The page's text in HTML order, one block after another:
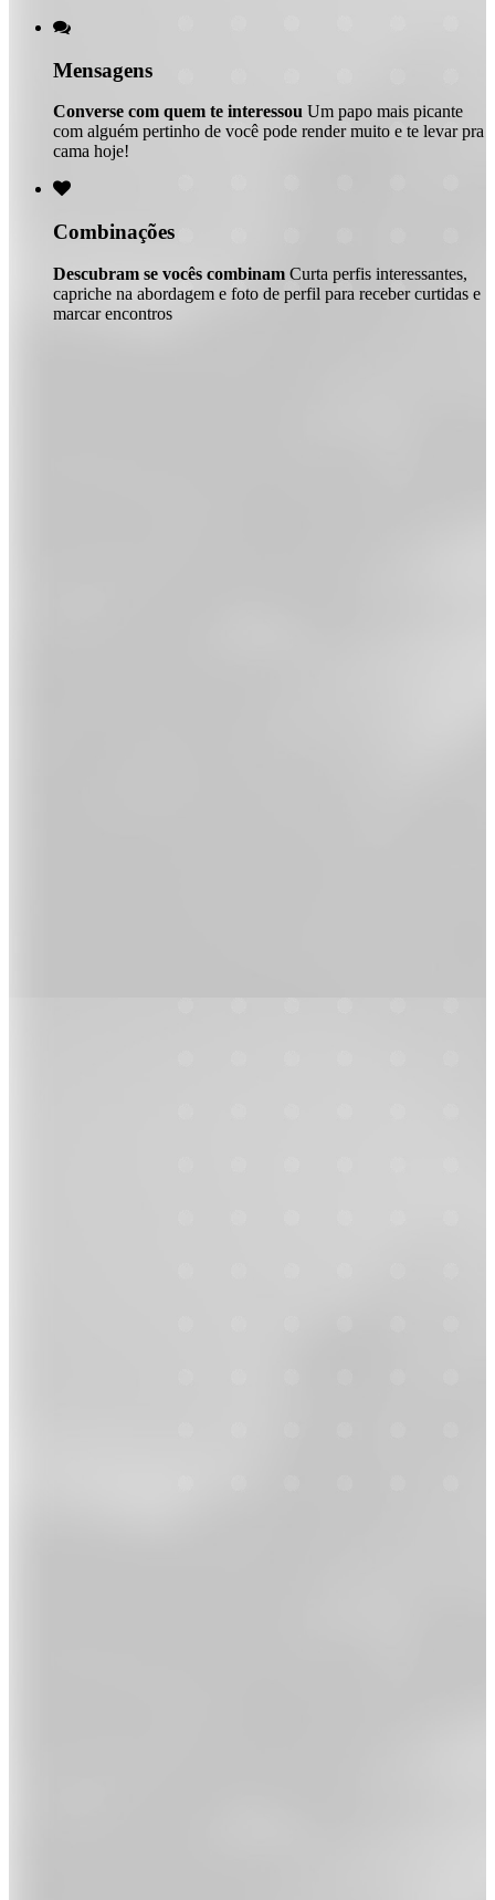

Mensagens
Converse com quem te interessou Um papo mais picante
com alguém pertinho de você pode render muito e te levar pra
cama hoje!

Combinações
Descubram se vocês combinam Curta perfis interessantes,
capriche na abordagem e foto de perfil para receber curtidas e
marcar encontros